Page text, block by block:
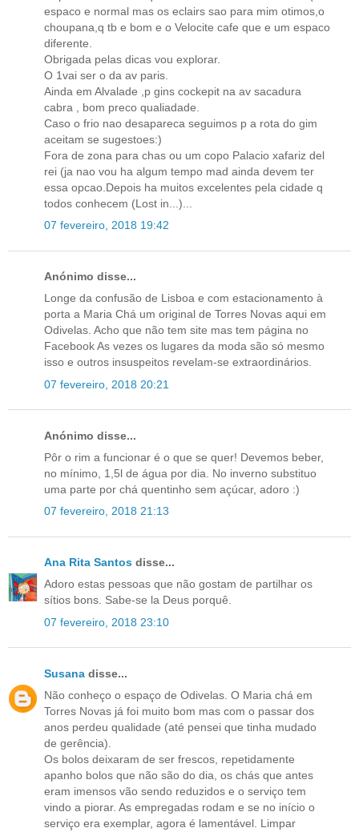
espaco e normal mas os eclairs sao para mim otimos,o
choupana,q tb e bom e o Velocite cafe que e um espaco
diferente.
Obrigada pelas dicas vou explorar.
O 1vai ser o da av paris.
Ainda em Alvalade ,p gins cockepit na av sacadura
cabra , bom preco qualiadade.
Caso o frio nao desapareca seguimos p a rota do gim
aceitam se sugestoes:)
Fora de zona para chas ou um copo Palacio xafariz del
rei (ja nao vou ha algum tempo mad ainda devem ter
essa opcao.Depois ha muitos excelentes pela cidade q
todos conhecem (Lost in...)...
07 fevereiro, 2018 19:42
Anónimo disse...
Longe da confusão de Lisboa e com estacionamento à
porta a Maria Chá um original de Torres Novas aqui em
Odivelas. Acho que não tem site mas tem página no
Facebook As vezes os lugares da moda são só mesmo
isso e outros insuspeitos revelam-se extraordinários.
07 fevereiro, 2018 20:21
Anónimo disse...
Pôr o rim a funcionar é o que se quer! Devemos beber,
no mínimo, 1,5l de água por dia. No inverno substituo
uma parte por chá quentinho sem açúcar, adoro :)
07 fevereiro, 2018 21:13
Ana Rita Santos disse...
Adoro estas pessoas que não gostam de partilhar os
sítios bons. Sabe-se la Deus porquê.
07 fevereiro, 2018 23:10
Susana disse...
Não conheço o espaço de Odivelas. O Maria chá em
Torres Novas já foi muito bom mas com o passar dos
anos perdeu qualidade (até pensei que tinha mudado
de gerência).
Os bolos deixaram de ser frescos, repetidamente
apanho bolos que não são do dia, os chás que antes
eram imensos vão sendo reduzidos e o serviço tem
vindo a piorar. As empregadas rodam e se no início o
serviço era exemplar, agora é lamentável. Limpar